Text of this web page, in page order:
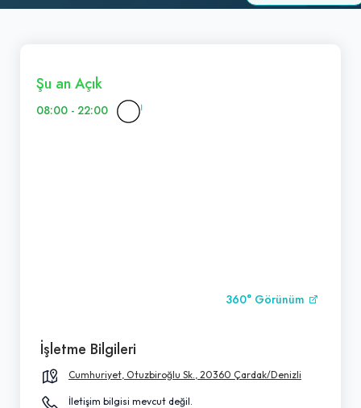
Şu an Açık
08:00 - 22:00
360° Görünüm
İşletme Bilgileri
Cumhuriyet, Otuzbiroğlu Sk., 20360 Çardak/Denizli
İletişim bilgisi mevcut değil.